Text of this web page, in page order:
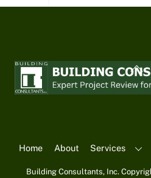
To
Top
Home About Services
Building Consultants, Inc.